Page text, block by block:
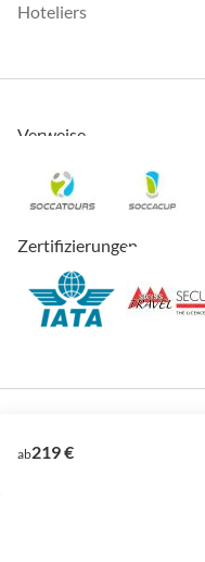
ab219 €
Hoteliers
Verweise
Zertifizierungen